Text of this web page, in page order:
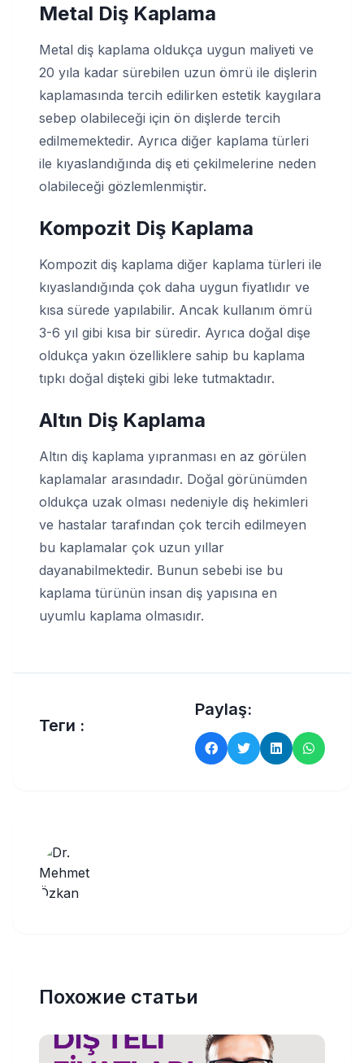
Metal Diş Kaplama
Metal diş kaplama oldukça uygun maliyeti ve
20 yıla kadar sürebilen uzun ömrü ile dişlerin
kaplamasında tercih edilirken estetik kaygılara
sebep olabileceği için ön dişlerde tercih
edilmemektedir. Ayrıca diğer kaplama türleri
ile kıyaslandığında diş eti çekilmelerine neden
olabileceği gözlemlenmiştir.
Kompozit Diş Kaplama
Kompozit diş kaplama diğer kaplama türleri ile
kıyaslandığında çok daha uygun fiyatlıdır ve
kısa sürede yapılabilir. Ancak kullanım ömrü
3-6 yıl gibi kısa bir süredir. Ayrıca doğal dişe
oldukça yakın özelliklere sahip bu kaplama
tıpkı doğal dişteki gibi leke tutmaktadır.
Altın Diş Kaplama
Altın diş kaplama yıpranması en az görülen
kaplamalar arasındadır. Doğal görünümden
oldukça uzak olması nedeniyle diş hekimleri
ve hastalar tarafından çok tercih edilmeyen
bu kaplamalar çok uzun yıllar
dayanabilmektedir. Bunun sebebi ise bu
kaplama türünün insan diş yapısına en
uyumlu kaplama olmasıdır.
Теги :
Paylaş:
Похожие статьи